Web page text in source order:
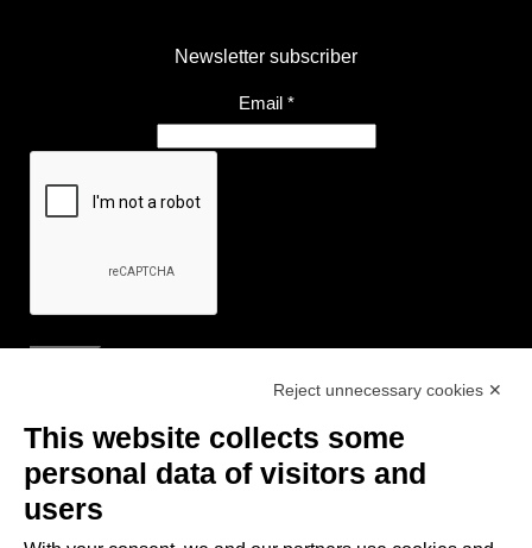
Newsletter subscriber
Email *
- Tourist Information and Hospitality Office of Maranello, Fiorano M.,
Reject unnecessary cookies ✕
This website collects some
personal data of visitors and
users